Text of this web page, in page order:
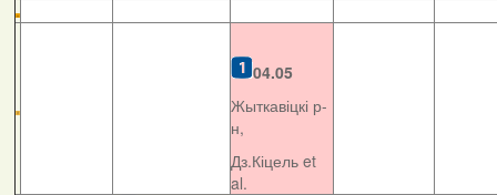
04.05
Жыткавіцкі р-
н,
Дз.Кіцель et
al.